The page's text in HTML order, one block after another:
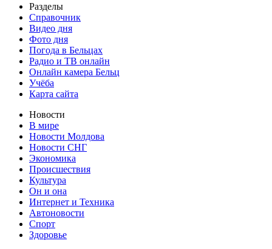
Разделы
Справочник
Видео дня
Фото дня
Погода в Бельцах
Радио и ТВ онлайн
Онлайн камера Бельц
Учёба
Карта сайта
Новости
В мире
Новости Молдова
Новости СНГ
Экономика
Происшествия
Культура
Он и она
Интернет и Техника
Автоновости
Спорт
Здоровье